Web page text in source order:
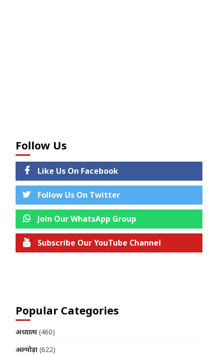
Follow Us
Like Us On Facebook
Follow Us On Twitter
Join Our WhatsApp Group
Subscribe Our YouTube Channel
Popular Categories
अध्यात्म (460)
अल्मोड़ा (622)